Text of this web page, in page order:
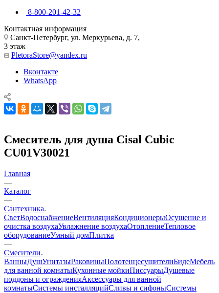
8-800-201-42-32
Контактная информация
Санкт-Петербург, ул. Меркурьева, д. 7,
3 этаж
PletoraStore@yandex.ru
Вконтакте
WhatsApp
Смеситель для душа Cisal Cubic
CU01V30021
Главная
—
Каталог
—
Сантехника
СветВодоснабжениеВентиляцияКондиционерыОсушение и
очистка воздухаУвлажнение воздухаОтоплениеТепловое
оборудованиеУмный домПлитка
—
Смесители
ВанныДушУнитазыРаковиныПолотенцесушителиБидеМебель
для ванной комнатыКухонные мойкиПиссуарыДушевые
поддоны и огражденияАксессуары для ванной
комнатыСистемы инсталляцийСливы и сифоныСистемы